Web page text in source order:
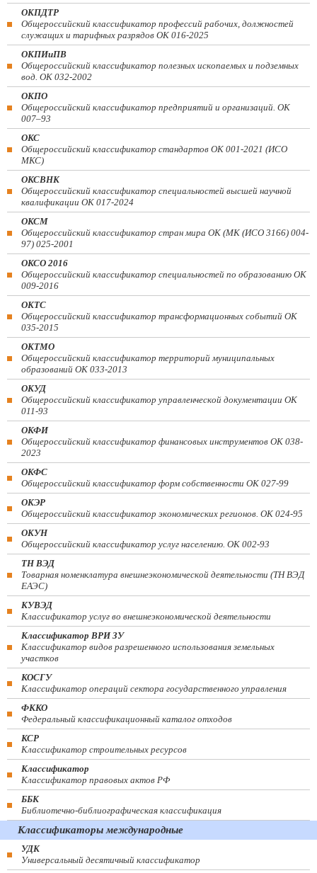
ОКПДТР
Общероссийский классификатор профессий рабочих, должностей
служащих и тарифных разрядов ОК 016-2025
ОКПИиПВ
Общероссийский классификатор полезных ископаемых и подземных
вод. ОК 032-2002
ОКПО
Общероссийский классификатор предприятий и организаций. ОК
007–93
ОКС
Общероссийский классификатор стандартов ОК 001-2021 (ИСО
МКС)
ОКСВНК
Общероссийский классификатор специальностей высшей научной
квалификации ОК 017-2024
ОКСМ
Общероссийский классификатор стран мира ОК (МК (ИСО 3166) 004-
97) 025-2001
ОКСО 2016
Общероссийский классификатор специальностей по образованию ОК
009-2016
ОКТС
Общероссийский классификатор трансформационных событий ОК
035-2015
ОКТМО
Общероссийский классификатор территорий муниципальных
образований ОК 033-2013
ОКУД
Общероссийский классификатор управленческой документации ОК
011-93
ОКФИ
Общероссийский классификатор финансовых инструментов OK 038-
2023
ОКФС
Общероссийский классификатор форм собственности ОК 027-99
ОКЭР
Общероссийский классификатор экономических регионов. ОК 024-95
ОКУН
Общероссийский классификатор услуг населению. ОК 002-93
ТН ВЭД
Товарная номенклатура внешнеэкономической деятельности (ТН ВЭД
ЕАЭС)
КУВЭД
Классификатор услуг во внешнеэкономической деятельности
Классификатор ВРИ ЗУ
Классификатор видов разрешенного использования земельных
участков
КОСГУ
Классификатор операций сектора государственного управления
ФККО
Федеральный классификационный каталог отходов
КСР
Классификатор строительных ресурсов
Классификатор
Классификатор правовых актов РФ
ББК
Библиотечно-библиографическая классификация
Классификаторы международные
УДК
Универсальный десятичный классификатор